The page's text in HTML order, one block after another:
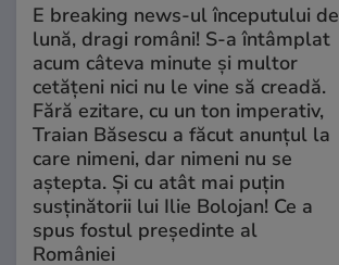
E breaking news-ul începutului de
lună, dragi români! S-a întâmplat
acum câteva minute și multor
cetățeni nici nu le vine să creadă.
Fără ezitare, cu un ton imperativ,
Traian Băsescu a făcut anunțul la
care nimeni, dar nimeni nu se
aștepta. Și cu atât mai puțin
susținătorii lui Ilie Bolojan! Ce a
spus fostul președinte al
României